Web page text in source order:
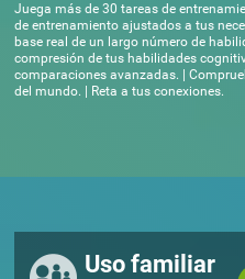
Juega más de 30 tareas de
de entrenamiento ajustados a tus
base real de un largo número de
compresión de tus habilidades
comparaciones avanzadas. |
del mundo. | Reta a tus conexiones.
Uso familiar